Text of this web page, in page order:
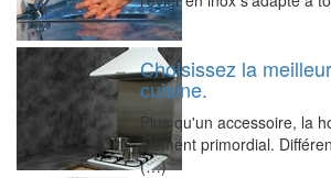
Choisissez la
cuisine.
Plus qu'un accessoire, la
élément primordial.
(…)